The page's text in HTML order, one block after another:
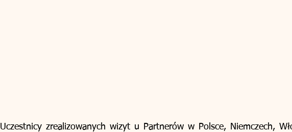
Uczestnicy zrealizowanych wizyt u Partnerów w Polsce, Niemczech,